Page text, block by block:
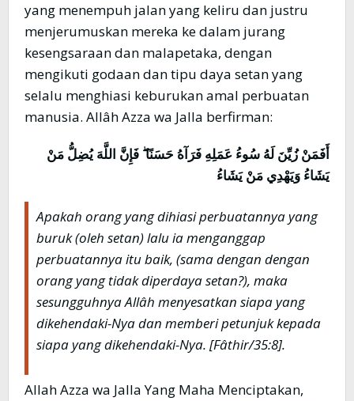
yang menempuh jalan yang keliru dan justru
menjerumuskan mereka ke dalam jurang
kesengsaraan dan malapetaka, dengan
mengikuti godaan dan tipu daya setan yang
selalu menghiasi keburukan amal perbuatan
manusia. Allâh Azza wa Jalla berfirman:
أَفَمَنْ زُيِّنَ لَهُ سُوءُ عَمَلِهِ فَرَآهُ حَسَنًا ۖ فَإِنَّ اللَّهَ يُضِلُّ مَنْ
يَشَاءُ وَيَهْدِي مَنْ يَشَاءُ
Apakah orang yang dihiasi perbuatannya yang
buruk (oleh setan) lalu ia menganggap
perbuatannya itu baik, (sama dengan dengan
orang yang tidak diperdaya setan?), maka
sesungguhnya Allâh menyesatkan siapa yang
dikehendaki-Nya dan memberi petunjuk kepada
siapa yang dikehendaki-Nya. [Fâthir/35:8].
Allah Azza wa Jalla Yang Maha Menciptakan,